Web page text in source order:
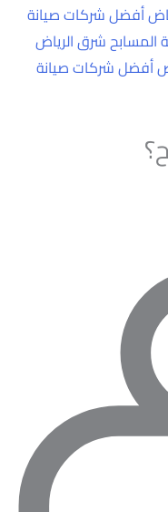
أفضل شركات صيانة
شرق الرياض
أفضل شركات صيانة